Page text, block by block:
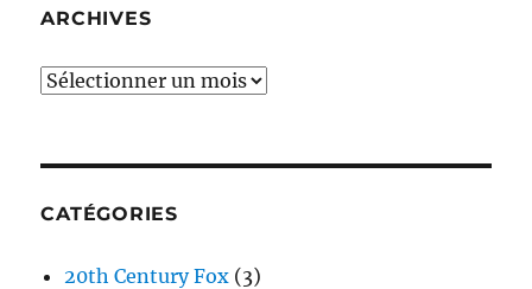
ARCHIVES
Archives
CATÉGORIES
20th Century Fox (3)